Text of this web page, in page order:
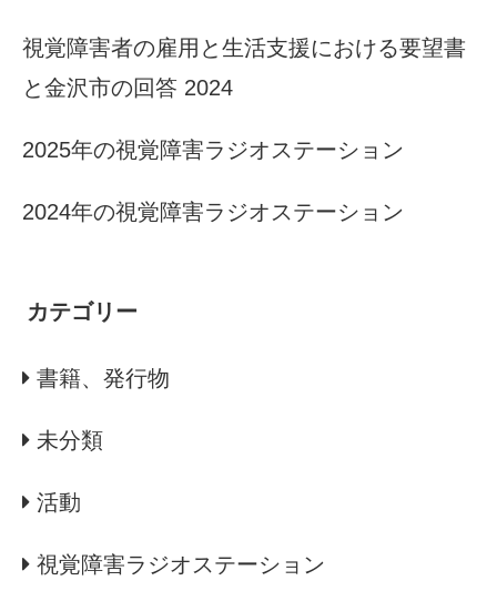
視覚障害者の雇用と生活支援における要望書
と金沢市の回答 2024
2025年の視覚障害ラジオステーション
2024年の視覚障害ラジオステーション
カテゴリー
書籍、発行物
未分類
活動
視覚障害ラジオステーション